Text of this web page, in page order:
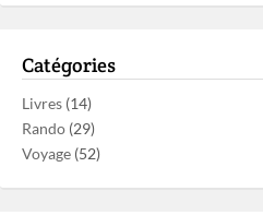
Catégories
Livres (14)
Rando (29)
Voyage (52)